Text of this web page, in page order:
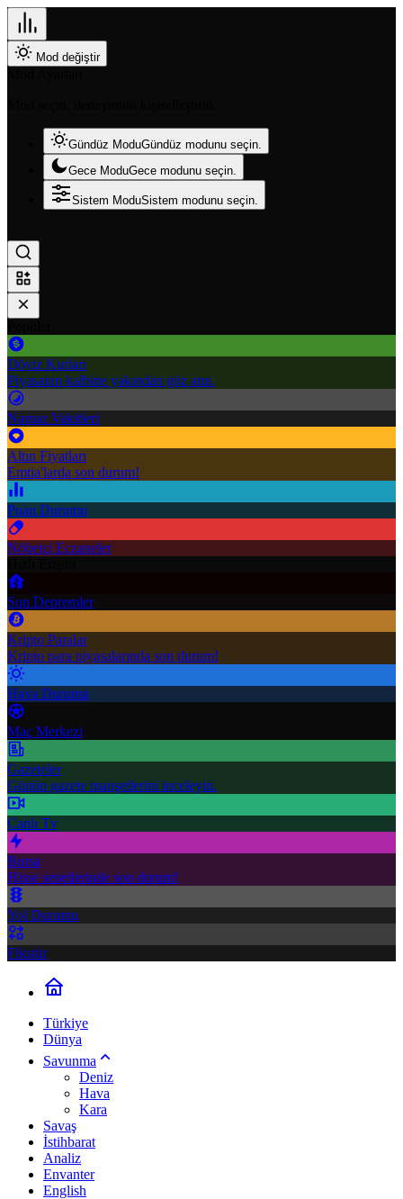
Mod değiştir
Gündüz ModuGündüz modunu seçin.
Gece ModuGece modunu seçin.
Sistem ModuSistem modunu seçin.
Döviz Kurları
Piyasanın kalbine yakından göz atın.
Namaz Vakitleri
Altın Fiyatları
Emtia'larda son durum!
Puan Durumu
Nöbetçi Eczaneler
Son Depremler
Kripto Paralar
Kripto para piyasalarında son durum!
Hava Durumu
Maç Merkezi
Gazeteler
Günün gazete manşetlerini inceleyin.
Canlı Tv
Borsa
Hisse senetlerinde son durum!
Yol Durumu
Fikstür
Türkiye
Dünya
Savunma
Deniz
Hava
Kara
Savaş
İstihbarat
Analiz
Envanter
English